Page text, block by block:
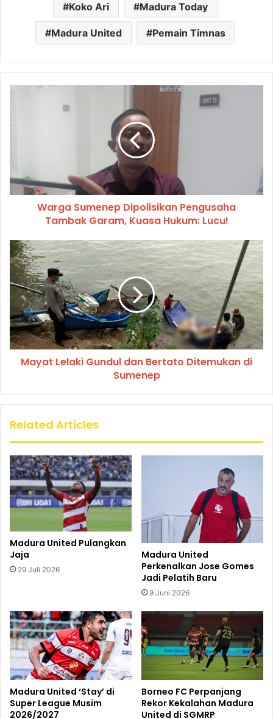
Koko Ari Madura Today
Madura United Pemain Timnas
Warga Sumenep Dipolisikan Pengusaha
Tambak Garam, Kuasa Hukum: Lucu!
Mayat Lelaki Gundul dan Bertato Ditemukan di
Sumenep
Related Articles
Madura United Pulangkan
Jaja
29 Juli 2026
Madura United
Perkenalkan Jose Gomes
Jadi Pelatih Baru
9 Juni 2026
Madura United ‘Stay’ di
Super League Musim
2026/2027
Borneo FC Perpanjang
Rekor Kekalahan Madura
United di SGMRP